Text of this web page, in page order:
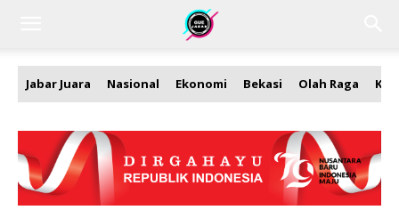
Jabar Juara Nasional Ekonomi Bekasi Olah Raga